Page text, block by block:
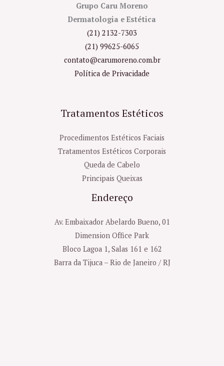
Grupo Caru Moreno
Dermatologia e Estética
(21) 2132-7303
(21) 99625-6065
contato@carumoreno.com.br
Política de Privacidade
Tratamentos Estéticos
Procedimentos Estéticos Faciais
Tratamentos Estéticos Corporais
Queda de Cabelo
Principais Queixas
Endereço
Av. Embaixador Abelardo Bueno, 01
Dimension Office Park
Bloco Lagoa 1, Salas 161 e 162
Barra da Tijuca – Rio de Janeiro / RJ